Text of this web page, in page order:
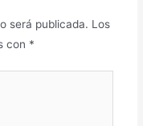
será publicada. Los
con *